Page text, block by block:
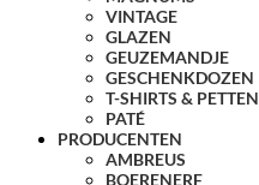
VINTAGE
GLAZEN
GEUZEMANDJE
GESCHENKDOZEN
T-SHIRTS & PETTEN
PATÉ
PRODUCENTEN
AMBREUS
BOERENERF